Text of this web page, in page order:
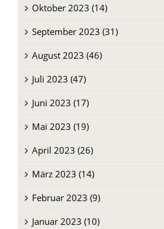
September 2023 (31)
August 2023 (46)
Juli 2023 (47)
Juni 2023 (17)
Mai 2023 (19)
April 2023 (26)
März 2023 (14)
Februar 2023 (9)
Januar 2023 (10)
Dezember 2022 (11)